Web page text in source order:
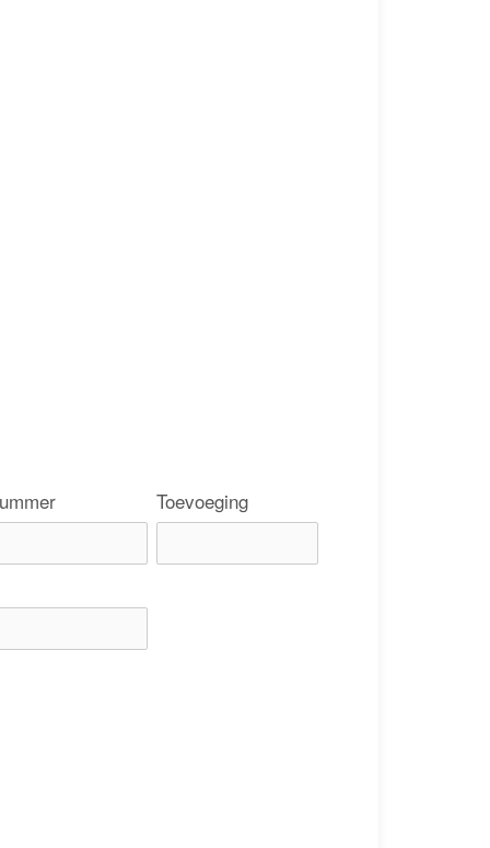
Toevoeging